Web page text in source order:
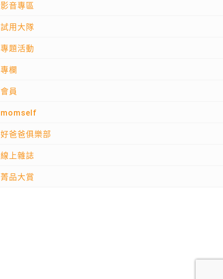
影音專區
試用大隊
專題活動
專欄
會員
momself
好爸爸俱樂部
線上雜誌
菁品大賞